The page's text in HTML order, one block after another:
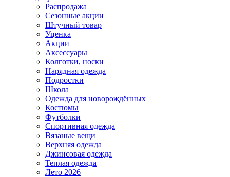
Распродажа
Сезонные акции
Штучный товар
Уценка
Акции
Аксессуары
Колготки, носки
Нарядная одежда
Подростки
Школа
Одежда для новорождённых
Костюмы
Футболки
Спортивная одежда
Вязаные вещи
Верхняя одежда
Джинсовая одежда
Теплая одежда
Лето 2026